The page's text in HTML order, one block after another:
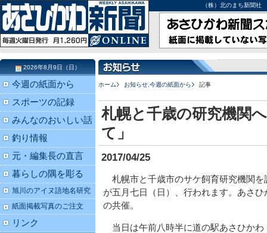
（株）北のまち新聞
ホーム お知らせ 今週の紙面から 記事
札幌と千歳の研究機関
て」
2017/04/25
札幌市と千歳市のサケ飼育研究機関を
が五月七日（日）、行われます。あさ
の共催。
当日は午前八時半に道の駅あさひかわ
2026年8月9日（日）
今週の紙面から
スポーツの記録
みんなのおいしい話
釣り情報
元・編集長の直言
暮らしの隅を彫る
旭川のアイヌ語地名研究
紙面掲載写真のご注文
リンク